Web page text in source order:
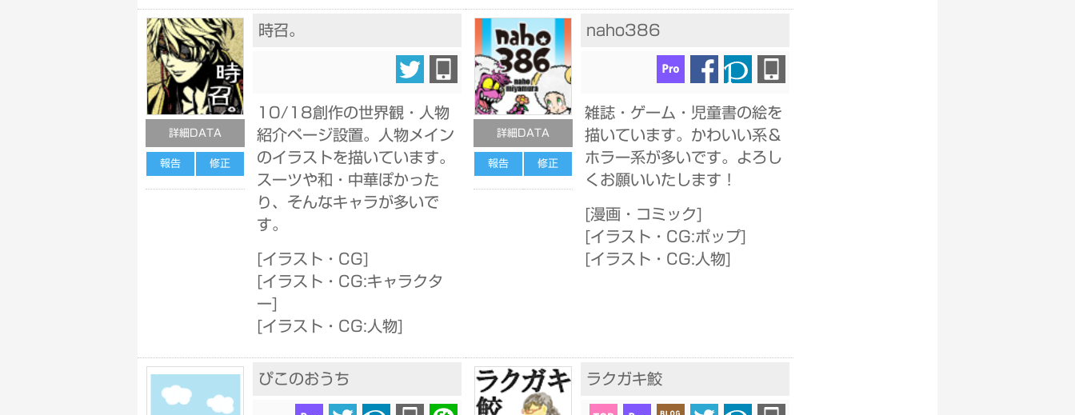
詳細DATA
報告 修正
時召。
10/18創作の世界観・人物
紹介ページ設置。人物メイン
のイラストを描いています。
スーツや和・中華ぽかった
り、そんなキャラが多いで
す。
[イラスト・CG]
[イラスト・CG:キャラクタ
ー]
[イラスト・CG:人物]
詳細DATA
報告 修正
naho386
雑誌・ゲーム・児童書の絵を
描いています。かわいい系＆
ホラー系が多いです。よろし
くお願いいたします！
[漫画・コミック]
[イラスト・CG:ポップ]
[イラスト・CG:人物]
ぴこのおうち ラクガキ鮫